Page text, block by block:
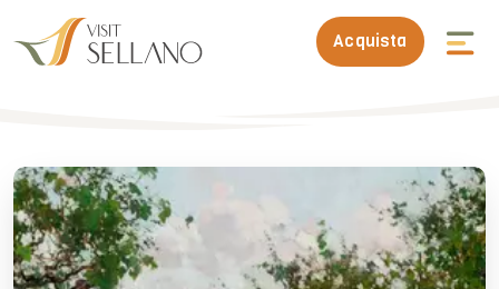
Acquista